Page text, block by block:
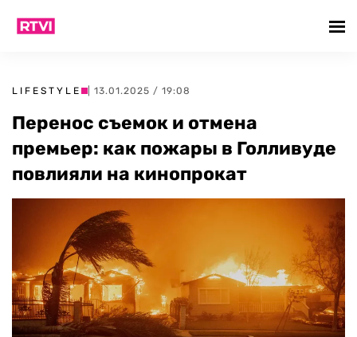
LIFESTYLE | 13.01.2025 / 19:08
Перенос съемок и отмена
премьер: как пожары в Голливуде
повлияли на кинопрокат